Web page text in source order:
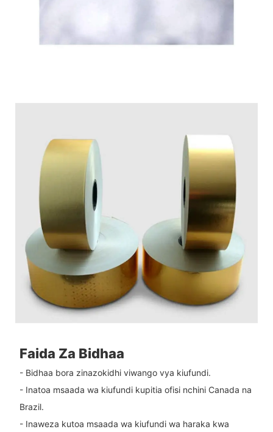
Faida Za Bidhaa
- Bidhaa bora zinazokidhi viwango vya kiufundi.
- Inatoa msaada wa kiufundi kupitia ofisi nchini Canada na
Brazil.
- Inaweza kutoa msaada wa kiufundi wa haraka kwa